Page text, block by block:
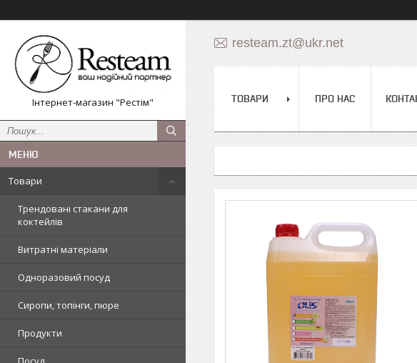
Інтернет-магазин "Рестім"
Товари
Трендовані стакани для
коктейлів
Витратні матеріали
Одноразовий посуд
Сиропи, топінги, пюре
Продукти
resteam.zt@ukr.net
ТОВАРИ ПРО НАС